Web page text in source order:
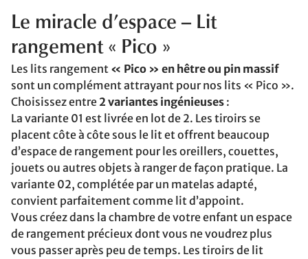
Le miracle d’espace – Lit
rangement « Pico »
Les lits rangement « Pico » en hêtre ou pin massif
sont un complément attrayant pour nos lits « Pico ».
Choisissez entre 2 variantes ingénieuses :
La variante 01 est livrée en lot de 2. Les tiroirs se
placent côte à côte sous le lit et offrent beaucoup
d’espace de rangement pour les oreillers, couettes,
jouets ou autres objets à ranger de façon pratique. La
variante 02, complétée par un matelas adapté,
convient parfaitement comme lit d’appoint.
Vous créez dans la chambre de votre enfant un espace
de rangement précieux dont vous ne voudrez plus
vous passer après peu de temps. Les tiroirs de lit